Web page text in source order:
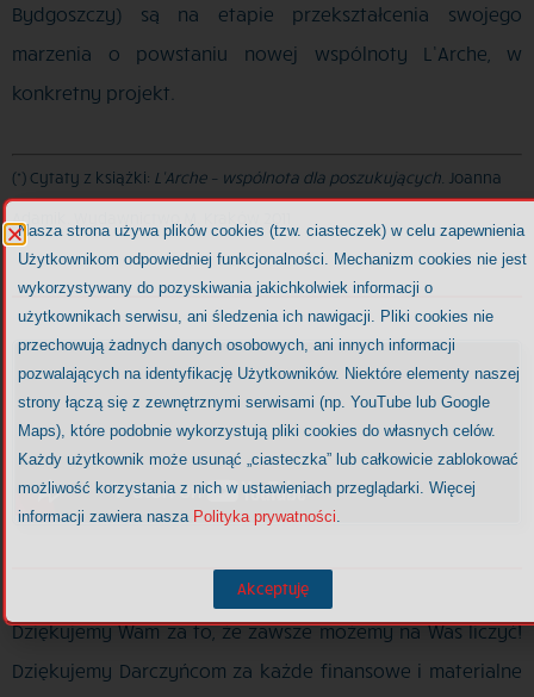
Bydgoszczy) są na etapie przekształcenia swojego
marzenia o powstaniu nowej wspólnoty L’Arche, w
konkretny projekt.
(*) Cytaty z książki: L’Arche – wspólnota dla poszukujących. Joanna
Adamik. Wydawnictwo M. Kraków 2011
Dziękujemy Wam za to, że zawsze możemy na Was liczyć!
Dziękujemy Darczyńcom za każde finansowe i materialne
Nasza strona używa plików cookies (tzw. ciasteczek) w celu zapewnienia
Użytkownikom odpowiedniej funkcjonalności. Mechanizm cookies nie jest
wykorzystywany do pozyskiwania jakichkolwiek informacji o
użytkownikach serwisu, ani śledzenia ich nawigacji. Pliki cookies nie
przechowują żadnych danych osobowych, ani innych informacji
pozwalających na identyfikację Użytkowników. Niektóre elementy naszej
strony łączą się z zewnętrznymi serwisami (np. YouTube lub Google
Maps), które podobnie wykorzystują pliki cookies do własnych celów.
Każdy użytkownik może usunąć „ciasteczka” lub całkowicie zablokować
możliwość korzystania z nich w ustawieniach przeglądarki. Więcej
informacji zawiera nasza Polityka prywatności
Akceptuję